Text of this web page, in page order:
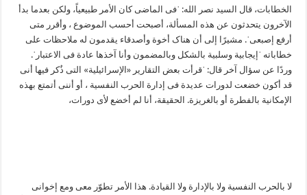
الخطابات، قال السید نصر الله: ˈفی الماضی کان الأمر طبیعیاً، ولکن بعدما بدأ
الآخرون یتحدثون عن هذه المسألة، أصبحت أحسب الموضوع ، وأقرر متی
أرفع إصبعیˈ. مشیرًا إلی أن هناک أخوة وأصدقاء یقدمون له ملاحظات علی
خطاباته ˈإیجابیة وسلبیة بالشکل وبالمضمون وأنا آخذها عادة فی الاعتبارˈ.
وردًا عن سؤال آخر قال: ˈقرأت بعض التقاریر «الإسرائیلیة» التی ذُکر فیها أنی
قد أکون خضعت لدورات عدیدة فی إدارة الحرب النفسیة ، أو أننی أتمتع بهذه
الإمکانیة بالفطرة أو بالغریزة. الحقیقة، أنا لم أخضع لأی دورات،
لا بالحرب النفسیة ولا بالإدارة ولا القیادة. هذا الأمر تطوّر معی ومع إخوانی